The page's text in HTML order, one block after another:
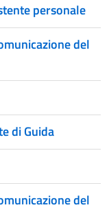
personale
del
di Guida
del